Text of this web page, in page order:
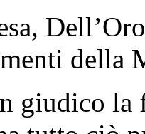
della
giudico la